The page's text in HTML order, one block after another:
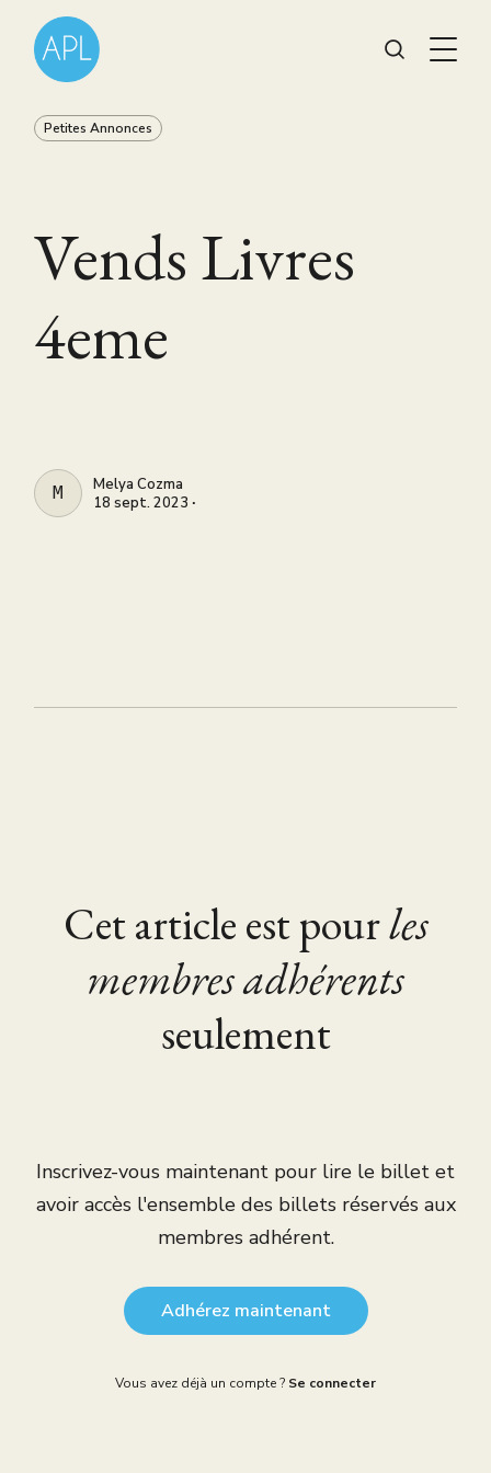
Petites Annonces
Vends Livres
4eme
MELYA COZMA
Melya Cozma
18 sept. 2023 ∙
Cet article est pourles
membres adhérents
seulement
Inscrivez-vous maintenant pour lire le billet et
avoir accès l'ensemble des billets réservés aux
membres adhérent.
Adhérez maintenant
Vous avez déjà un compte ? Se connecter